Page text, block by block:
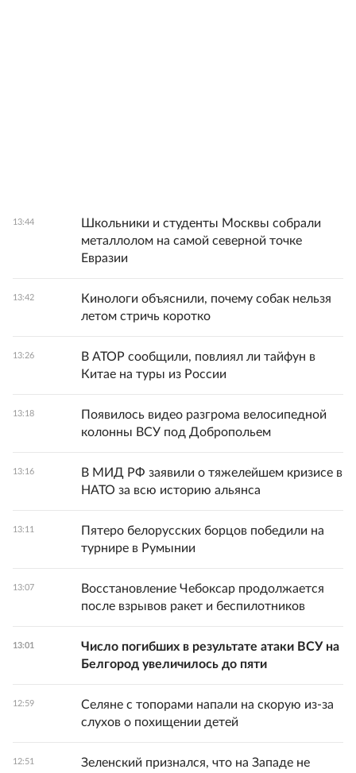
13:44
Школьники и студенты Москвы собрали
металлолом на самой северной точке
Евразии
13:42
Кинологи объяснили, почему собак нельзя
летом стричь коротко
13:26
В АТОР сообщили, повлиял ли тайфун в
Китае на туры из России
13:18
Появилось видео разгрома велосипедной
колонны ВСУ под Добропольем
13:16
В МИД РФ заявили о тяжелейшем кризисе в
НАТО за всю историю альянса
13:11
Пятеро белорусских борцов победили на
турнире в Румынии
13:07
Восстановление Чебоксар продолжается
после взрывов ракет и беспилотников
13:01
Число погибших в результате атаки ВСУ на
Белгород увеличилось до пяти
12:59
Селяне с топорами напали на скорую из-за
слухов о похищении детей
12:51
Зеленский признался, что на Западе не